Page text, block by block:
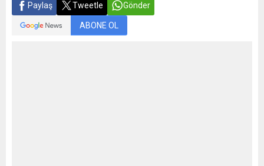
Paylaş Tweetle Gönder
ABONE OL